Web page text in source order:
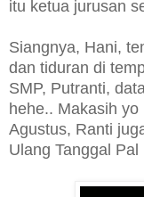
itu ketua jurusan
Siangnya, Hani,
dan tiduran di
SMP, Putranti,
hehe.. Makasih
Agustus, Ranti
Ulang Tanggal Pal